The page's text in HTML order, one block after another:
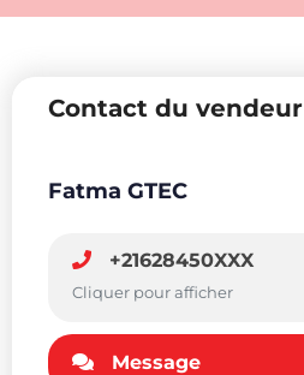
Contact du vendeur
Fatma GTEC
+21628450XXX
Cliquer pour afficher
Message